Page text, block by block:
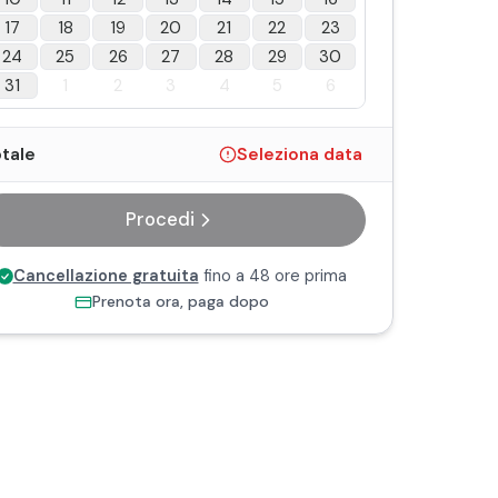
17
18 19 20 21 22
23
24
25 26 27 28 29
30
31
1 2 3 4 5 6
Seleziona data
Procedi
Cancellazione gratuita fino a 48 ore prima
Prenota ora, paga dopo